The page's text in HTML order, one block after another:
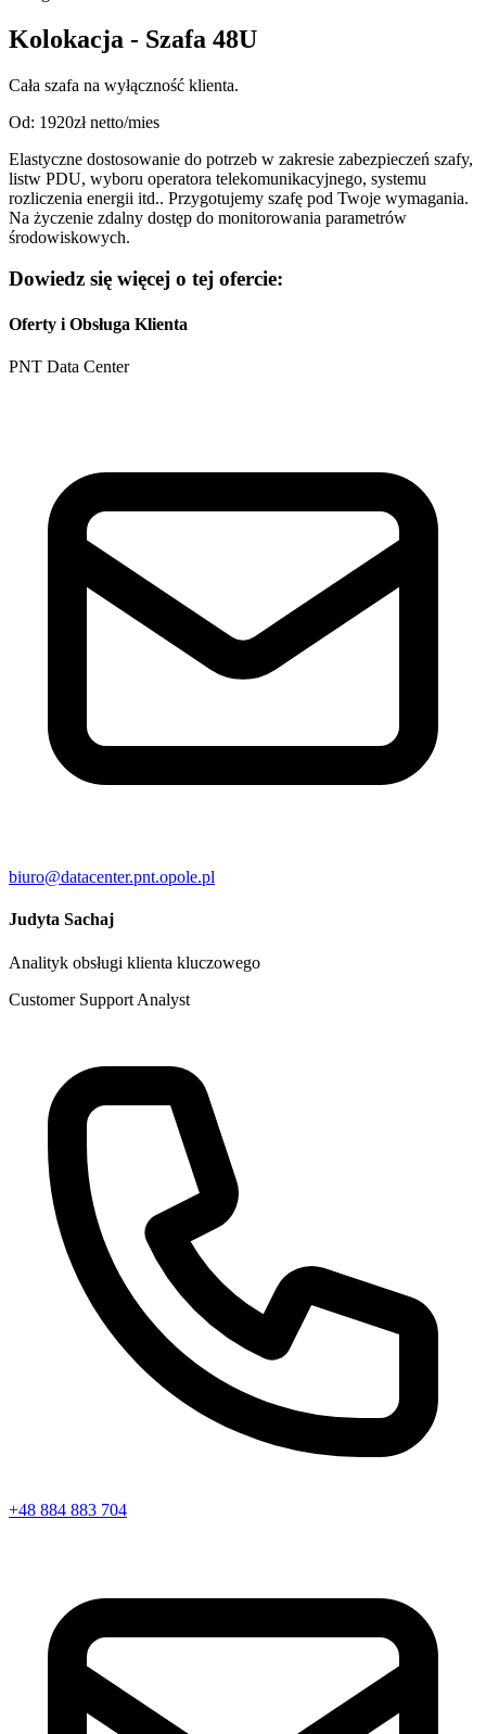
Kolokacja - Szafa 48U
Cała szafa na wyłączność klienta.
Od: 1920zł netto/mies
Elastyczne dostosowanie do potrzeb w zakresie zabezpieczeń szafy,
listw PDU, wyboru operatora telekomunikacyjnego, systemu
rozliczenia energii itd.. Przygotujemy szafę pod Twoje wymagania.
Na życzenie zdalny dostęp do monitorowania parametrów
środowiskowych.
Dowiedz się więcej o tej ofercie:
Oferty i Obsługa Klienta
PNT Data Center
biuro@datacenter.pnt.opole.pl
Judyta Sachaj
Analityk obsługi klienta kluczowego
Customer Support Analyst
+48 884 883 704